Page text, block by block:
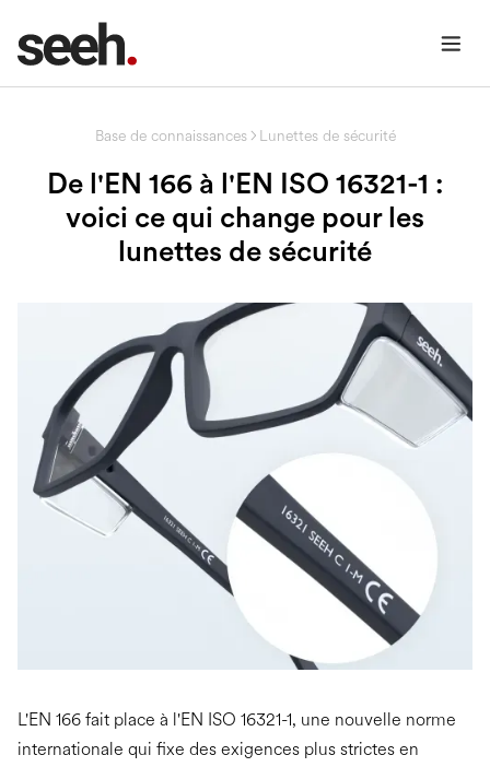
Base de connaissances Lunettes de sécurité
De l'EN 166 à l'EN ISO 16321-1 :
voici ce qui change pour les
lunettes de sécurité
L'EN 166 fait place à l'EN ISO 16321-1, une nouvelle norme
internationale qui fixe des exigences plus strictes en